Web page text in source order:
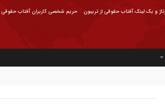
حریم شخصی کاربران آفتاب حقوقی و بک لینک آفتاب حقوقی از تریبون